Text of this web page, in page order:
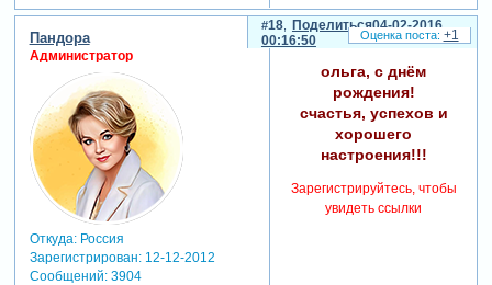
Поделиться
18
04-02-2016
00:16:50
Пандора
Администратор
Откуда:Россия
Зарегистрирован: 12-12-2012
Сообщений:3904
ольга, с днём
рождения!
счастья, успехов и
хорошего
настроения!!!
Зарегистрируйтесь, чтобы
увидеть ссылки
+1